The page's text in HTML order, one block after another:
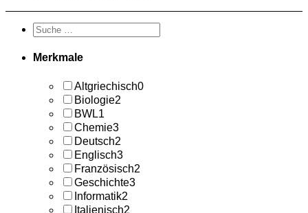
Merkmale
Altgriechisch0
Biologie2
BWL1
Chemie3
Deutsch2
Englisch3
Französisch2
Geschichte3
Informatik2
Italienisch2